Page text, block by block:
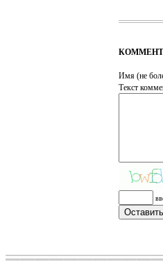
Имя (не
Текст